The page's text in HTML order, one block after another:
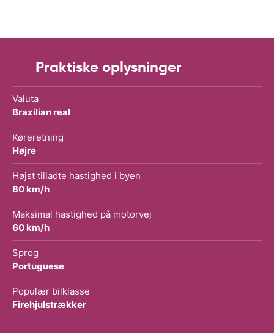
Praktiske oplysninger
Valuta
Brazilian real
Køreretning
Højre
Højst tilladte hastighed i byen
80 km/h
Maksimal hastighed på motorvej
60 km/h
Sprog
Portuguese
Populær bilklasse
Firehjulstrækker